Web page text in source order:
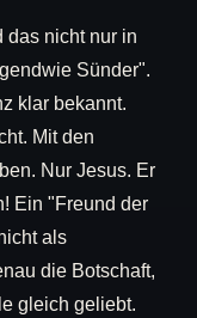
das nicht nur in
Sünder".
klar bekannt.
Mit den
Nur Jesus. Er
Ein "Freund der
als
die Botschaft,
gleich geliebt.